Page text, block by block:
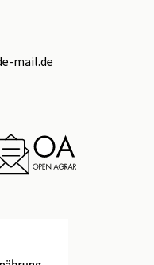
mail.de